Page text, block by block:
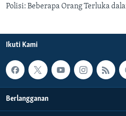
Polisi: Beberapa Orang Terluka
Ikuti Kami
Berlangganan